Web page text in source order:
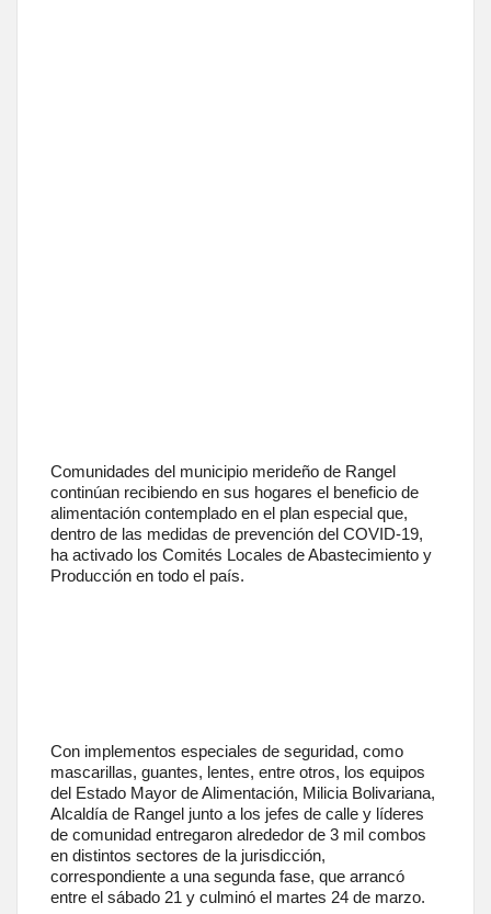
Comunidades del municipio merideño de Rangel
continúan recibiendo en sus hogares el beneficio de
alimentación contemplado en el plan especial que,
dentro de las medidas de prevención del COVID-19,
ha activado los Comités Locales de Abastecimiento y
Producción en todo el país.
Con implementos especiales de seguridad, como
mascarillas, guantes, lentes, entre otros, los equipos
del Estado Mayor de Alimentación, Milicia Bolivariana,
Alcaldía de Rangel junto a los jefes de calle y líderes
de comunidad entregaron alrededor de 3 mil combos
en distintos sectores de la jurisdicción,
correspondiente a una segunda fase, que arrancó
entre el sábado 21 y culminó el martes 24 de marzo.